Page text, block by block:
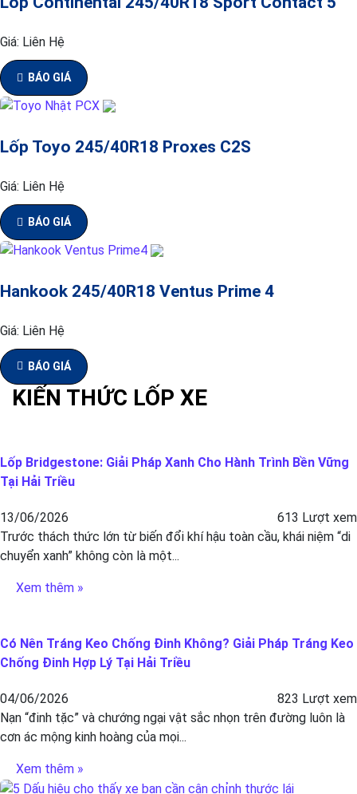
Giá: Liên Hệ
BÁO GIÁ
Lốp Toyo 245/40R18 Proxes C2S
Giá: Liên Hệ
BÁO GIÁ
Hankook 245/40R18 Ventus Prime 4
Giá: Liên Hệ
BÁO GIÁ
KIẾN THỨC LỐP XE
Lốp Bridgestone: Giải Pháp Xanh Cho Hành Trình Bền Vững
Tại Hải Triều
13/06/2026
613 Lượt xem
Trước thách thức lớn từ biến đổi khí hậu toàn cầu, khái niệm “di
chuyển xanh” không còn là một...
Xem thêm »
Có Nên Tráng Keo Chống Đinh Không? Giải Pháp Tráng Keo
Chống Đinh Hợp Lý Tại Hải Triều
04/06/2026
823 Lượt xem
Nạn “đinh tặc” và chướng ngại vật sắc nhọn trên đường luôn là
cơn ác mộng kinh hoàng của mọi...
Xem thêm »